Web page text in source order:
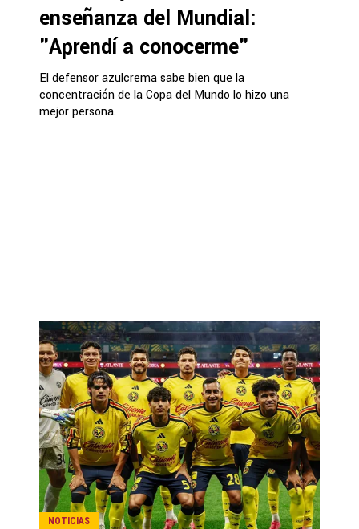
enseñanza del Mundial:
"Aprendí a conocerme"
El defensor azulcrema sabe bien que la
concentración de la Copa del Mundo lo hizo una
mejor persona.
NOTICIAS